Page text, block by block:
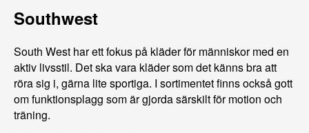
Southwest
South West har ett fokus på kläder för människor med en
aktiv livsstil. Det ska vara kläder som det känns bra att
röra sig i, gärna lite sportiga. I sortimentet finns också gott
om funktionsplagg som är gjorda särskilt för motion och
träning.